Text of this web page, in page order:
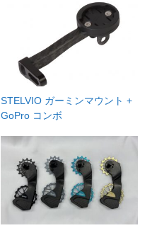
STELVIO ガーミンマウント +
GoPro コンボ